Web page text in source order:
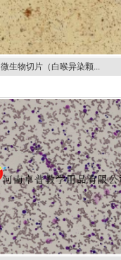
微生物切片（白喉异染颗...